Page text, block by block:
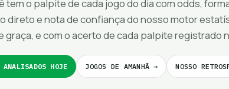
tem o palpite de cada jogo do dia com odds,
direto e nota de confiança do nosso motor
graça, e com o acerto de cada palpite registrado
ANALISADOS HOJE JOGOS DE AMANHÃ → NOSSO